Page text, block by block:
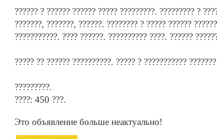
?????? ? ?????? ?????? ????? ?????????. ????????? ?
???????, ???????, ??????. ???????? ? ????? ??????
???????????. ???? ??????. ?????????? ????. ??????
????? ?? ?????? ??????????. ????? ? ???????????
?????????.
????: 450 ???.
Это объявление больше неактуально!